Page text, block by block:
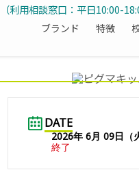
ブランド 特徴
（利用相談窓口：平日10:00-
DATE
2026年 6月 09日（
終了